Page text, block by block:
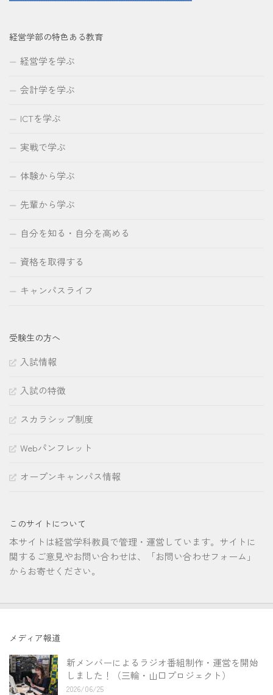
経営学部の特色ある教育
経営学を学ぶ
会計学を学ぶ
ICTを学ぶ
実戦で学ぶ
体験から学ぶ
先輩から学ぶ
自分を知る・自分を高める
資格を取得する
キャンパスライフ
受験生の方へ
入試情報
入試の特徴
スカラシップ制度
Webパンフレット
オープンキャンパス情報
このサイトについて
本サイトは経営学科教員で管理・運営しています。サイトに
関するご意見やお問い合わせは、「お問い合わせフォーム」
からお寄せください。
メディア報道
新メンバーによるラジオ番組制作・運営を開始
しました！（三輪・山口プロジェクト）
2026/06/25